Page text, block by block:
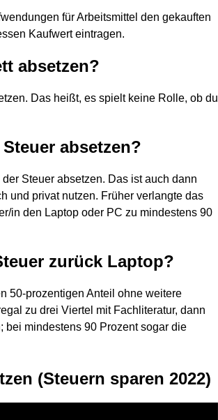
für Arbeitsmittel den gekauften
Kaufwert eintragen.
absetzen?
Das heißt, es spielt keine Rolle, ob du
absetzen?
Steuer absetzen. Das ist auch dann
und privat nutzen. Früher verlangte das
in den Laptop oder PC zu mindestens 90
zurück Laptop?
50-prozentigen Anteil ohne weitere
zu drei Viertel mit Fachliteratur, dann
bei mindestens 90 Prozent sogar die
(Steuern sparen 2022)